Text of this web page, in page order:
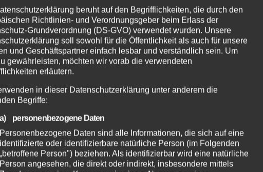
beruht auf den Begrifflichkeiten, die durch den
Richtlinien- und Verordnungsgeber beim Erlass der
Grundverordnung (DS-GVO) verwendet wurden. Unsere
soll sowohl für die Öffentlichkeit als auch für unsere
und Geschäftspartner einfach lesbar und verständlich sein. Um
gewährleisten, möchten wir vorab die verwendeten
erläutern.
in dieser Datenschutzerklärung unter anderem die
Begriffe:
a) personenbezogene Daten
Personenbezogene Daten sind alle Informationen, die sich auf eine
identifizierte oder identifizierbare natürliche Person (im Folgenden
„betroffene Person") beziehen. Als identifizierbar wird eine natürliche
Person angesehen, die direkt oder indirekt, insbesondere mittels